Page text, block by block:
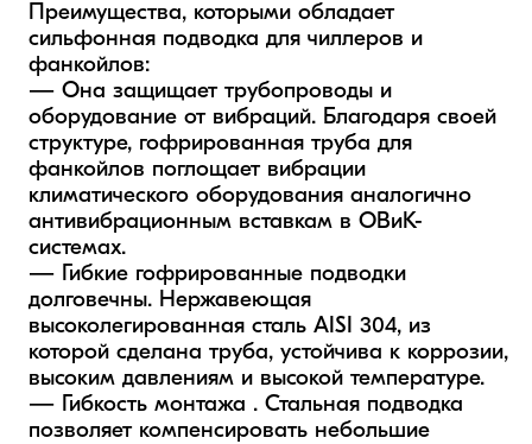
Преимущества, которыми обладает
сильфонная подводка для чиллеров и
фанкойлов:
— Она защищает трубопроводы и
оборудование от вибраций. Благодаря своей
структуре, гофрированная труба для
фанкойлов поглощает вибрации
климатического оборудования аналогично
антивибрационным вставкам в ОВиК-
системах.
— Гибкие гофрированные подводки
долговечны. Нержавеющая
высоколегированная сталь AISI 304, из
которой сделана труба, устойчива к коррозии,
высоким давлениям и высокой температуре.
— Гибкость монтажа . Стальная подводка
позволяет компенсировать небольшие